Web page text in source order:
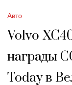
Авто
Volvo
награды
Today в